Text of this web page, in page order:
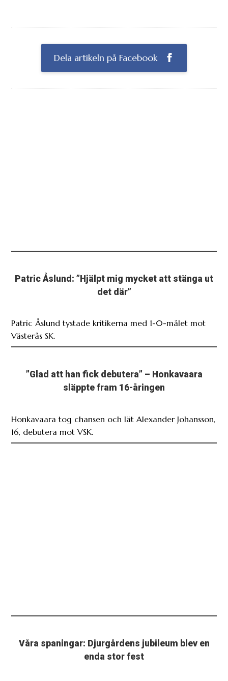
Dela artikeln på Facebook
Patric Åslund: ”Hjälpt mig mycket att stänga ut
det där”
Patric Åslund tystade kritikerna med 1-0-målet mot
Västerås SK.
”Glad att han fick debutera” – Honkavaara
släppte fram 16-åringen
Honkavaara tog chansen och lät Alexander Johansson,
16, debutera mot VSK.
Våra spaningar: Djurgårdens jubileum blev en
enda stor fest